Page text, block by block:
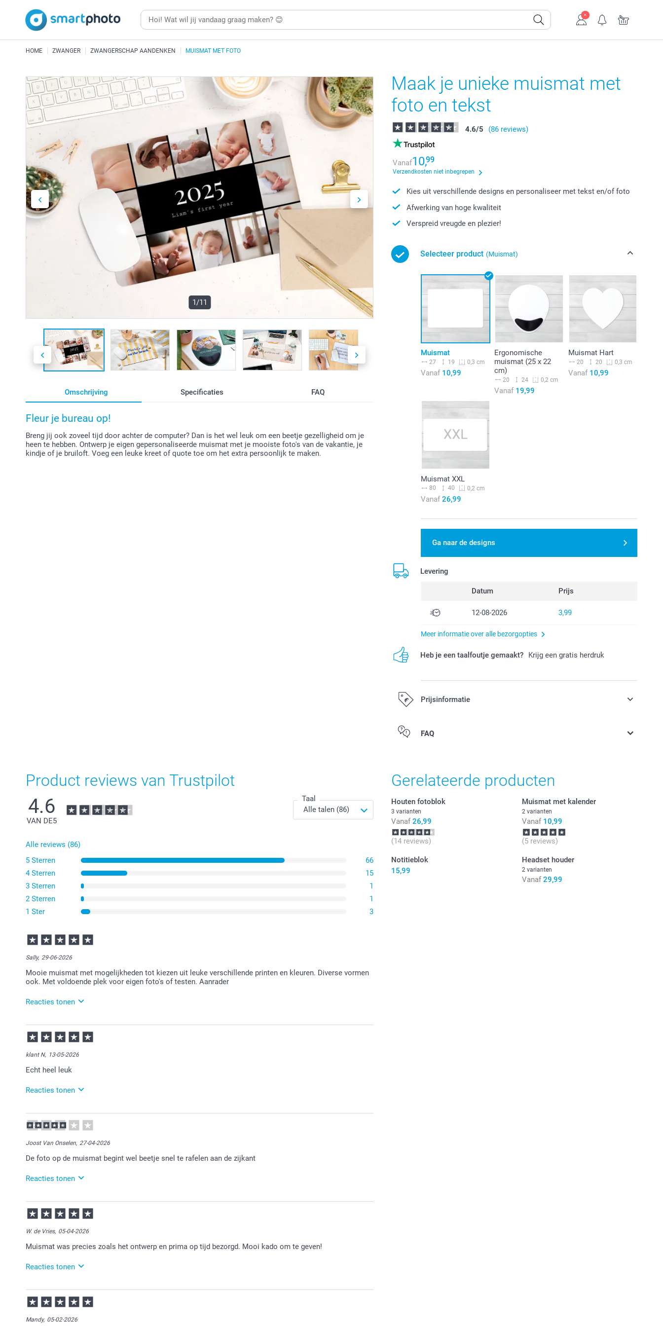
HOME ZWANGER ZWANGERSCHAP AANDENKEN MUISMAT MET FOTO
1/11
Omschrijving Specificaties FAQ
Fleur je bureau op!
Breng jij ook zoveel tijd door achter de computer? Dan is het wel leuk om een beetje gezelligheid om je
heen te hebben. Ontwerp je eigen gepersonaliseerde muismat met je mooiste foto's van de vakantie, je
kindje of je bruiloft. Voeg een leuke kreet of quote toe om het extra persoonlijk te maken.
Maak je unieke muismat met
foto en tekst
4.6/5 (86 reviews)
Vanaf10,99
Verzendkosten niet inbegrepen
Kies uit verschillende designs en personaliseer met tekst en/of foto
Afwerking van hoge kwaliteit
Verspreid vreugde en plezier!
Selecteer product (Muismat)
Muismat
27 19 0,3 cm
Vanaf 10,99
Ergonomische
muismat (25 x 22
cm)
20 24 0,2 cm
Vanaf 19,99
Muismat Hart
20 20 0,3 cm
Vanaf10,99
Muismat XXL
80 40 0,2 cm
Vanaf 26,99
Ga naar de designs
Levering
Datum Prijs
12-08-2026 3,99
Meer informatie over alle bezorgopties
Heb je een taalfoutje gemaakt? Krijg een gratis herdruk
Prijsinformatie
Alle prijzen zijn in EURO (€) inclusief BTW en exclusief verzendkosten.
FAQ
Product reviews van Trustpilot
4.6
VAN DE5
Taal
Alle reviews (86)
5 Sterren
66
4 Sterren
15
3 Sterren
1
2 Sterren
1
1 Ster
3
Sally, 29-06-2026
Mooie muismat met mogelijkheden tot kiezen uit leuke verschillende printen en kleuren. Diverse vormen
ook. Met voldoende plek voor eigen foto's of testen. Aanrader
Reacties tonen
30-06-2026
12:14
Veel plezier van je bestelling!
klant N, 13-05-2026
Echt heel leuk
Reacties tonen
15-05-2026
13:43
Bedankt voor je review. Heel fijn dat je blij bent met je muismat. Veel plezier er van!
Joost Van Onselen, 27-04-2026
De foto op de muismat begint wel beetje snel te rafelen aan de zijkant
Reacties tonen
29-04-2026
11:09
Bedankt voor je review. Wat ontzettend vervelend om te lezen. Je mag altijd even contact met de
klantenservice opnemen. Zij kijken graag met je mee naar een eventuele passende oplossing!
W. de Vries, 05-04-2026
Muismat was precies zoals het ontwerp en prima op tijd bezorgd. Mooi kado om te geven!
Reacties tonen
07-04-2026
15:17
Veel plezier van de muismat.
Mandy, 05-02-2026
Gerelateerde producten
Houten fotoblok
3 varianten
Vanaf 26,99
(14 reviews)
Muismat met kalender
2 varianten
Vanaf 10,99
(5 reviews)
Notitieblok
15,99
Headset houder
2 varianten
Vanaf 29,99